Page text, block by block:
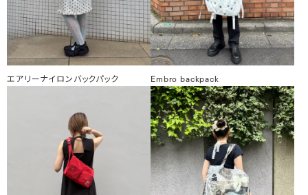
エアリーナイロンバックパック Embro backpack